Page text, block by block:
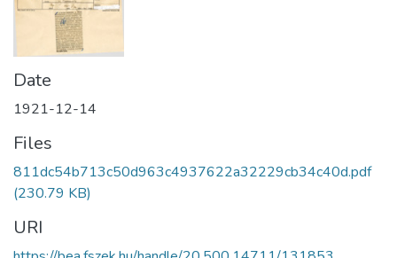
Date
1921-12-14
Files
811dc54b713c50d963c4937622a32229cb34c40d.pdf
(230.79 KB)
URI